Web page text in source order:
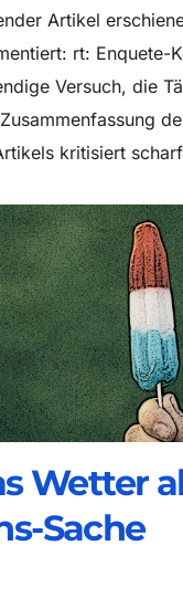
Artikel
rt: Enquete-
Versuch, die
kritisiert
Wetter
Sache